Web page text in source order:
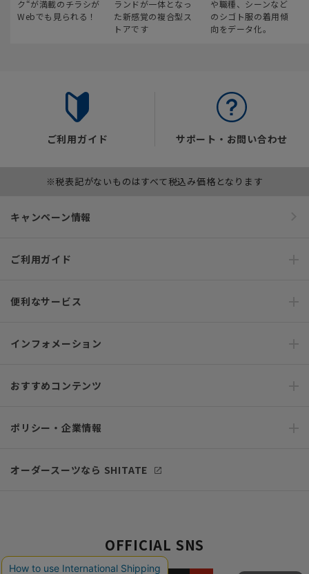
ク“が満載のチラシが
Webでも見られる！
ランドが一体となっ
た新感覚の複合型ス
トアです
や職種、シーンなど
のシゴト服の着用傾
向をデータ化。
ご利用ガイド サポート・お問い合わせ
※税表記がないものはすべて税込み価格となります
キャンペーン情報
ご利用ガイド
便利なサービス
インフォメーション
おすすめコンテンツ
ポリシー・企業情報
オーダースーツなら SHITATE
OFFICIAL SNS